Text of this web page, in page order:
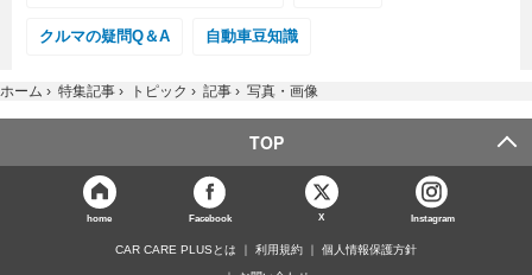
クルマの疑問Q＆A 自動車豆知識
ホーム › 特集記事 › トピック › 記事 › 写真・画像
TOP
home Facebook X Instagram
CAR CARE PLUSとは 利用規約 個人情報保護方針